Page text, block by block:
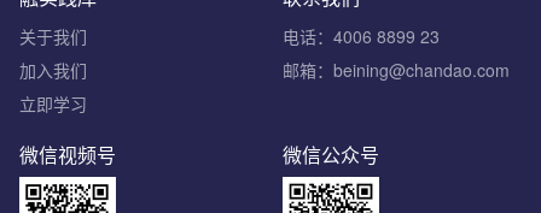
电话：4006 8899 23
邮箱：beining@chandao.com
关于我们
加入我们
立即学习
微信公众号
微信视频号